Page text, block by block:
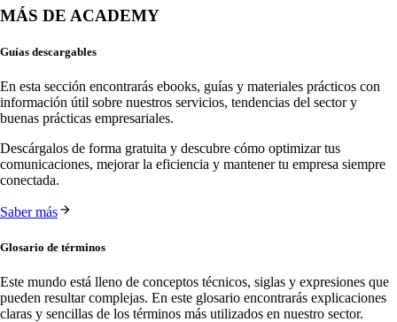
MÁS DE ACADEMY
Guías descargables
En esta sección encontrarás ebooks, guías y materiales prácticos con
información útil sobre nuestros servicios, tendencias del sector y
buenas prácticas empresariales.
Descárgalos de forma gratuita y descubre cómo optimizar tus
comunicaciones, mejorar la eficiencia y mantener tu empresa siempre
conectada.
Saber más
Glosario de términos
Este mundo está lleno de conceptos técnicos, siglas y expresiones que
pueden resultar complejas. En este glosario encontrarás explicaciones
claras y sencillas de los términos más utilizados en nuestro sector.